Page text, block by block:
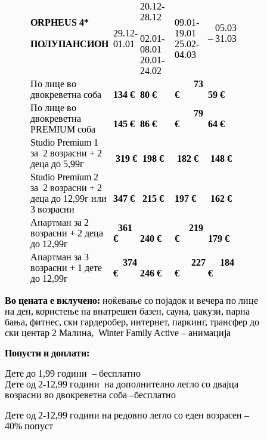
ORPHEUS 4*
ПОЛУПАНСИОН
29.12-
01.01
20.12-
28.12
02.01-
08.01
20.01-
24.02
09.01-
19.01
25.02-
04.03
05.03
– 31.03
По лице во
двокреветна соба
134 € 80 €
73
€
59 €
По лице во
двокреветна
PREMIUM соба
145 € 86 €
79
€
64 €
Studio Premium 1
за 2 возрасни + 2
деца до 5,99г
319 € 198 € 182 €
148 €
Studio Premium 2
за 2 возрасни + 2
деца до 12,99г или
3 возрасни
347 € 215 € 197 € 162 €
Апартман за 2
возрасни + 2 деца
до 12,99г
361
€
240 €
219
€
179 €
Апартман за 3
возрасни + 1 дете
до 12,99г
374
€
246 €
227
€
184
€
Во цената е вклучено: ноќевање со појадок и вечера по лице
на ден, користење на внатрешен базен, сауна, џакузи, парна
бања, фитнес, ски гардеробер, интернет, паркинг, трансфер до
ски центар 2 Малина, Winter Family Active – анимација
Попусти и доплати:
Дете до 1,99 години – бесплатно
Дете од 2-12,99 години на дополнително легло со двајца
возрасни во двокреветна соба –бесплатно
Дете од 2-12,99 години на редовно легло со еден возрасен –
40% попуст